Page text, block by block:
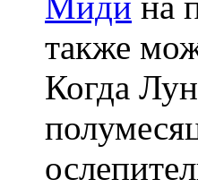
также
Когда